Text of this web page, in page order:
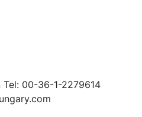
00-36-1-2279614